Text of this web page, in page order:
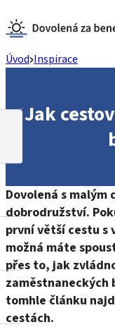
Úvod Inspirace
Jak
Dovolená s
dobrodružství.
první větší cestu s
možná máte
přes to, jak
zaměstnaneckých
tomhle článku
cestách.